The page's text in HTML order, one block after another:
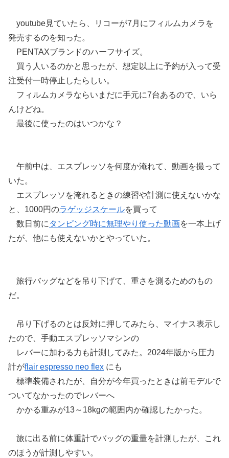
youtube見ていたら、リコーが7月にフィルムカメラを
発売するのを知った。
PENTAXブランドのハーフサイズ。
買う人いるのかと思ったが、想定以上に予約が入って受
注受付一時停止したらしい。
フィルムカメラならいまだに手元に7台あるので、いら
んけどね。
最後に使ったのはいつかな？
午前中は、エスプレッソを何度か淹れて、動画を撮って
いた。
エスプレッソを淹れるときの練習や計測に使えないかな
と、1000円のラゲッジスケールを買って
数日前に タンピング時に無理やり使った動画を一本上げ
たが、他にも使えないかとやっていた。
旅行バッグなどを吊り下げて、重さを測るためのもの
だ。
吊り下げるのとは反対に押してみたら、マイナス表示し
たので、手動エスプレッソマシンの
レバーに加わる力も計測してみた。2024年版から圧力
計がflair espresso neo flex にも
標準装備されたが、自分が今年買ったときは前モデルで
ついてなかったのでレバーへ
かかる重みが13～18kgの範囲内か確認したかった。
旅に出る前に体重計でバッグの重量を計測したが、これ
のほうが計測しやすい。